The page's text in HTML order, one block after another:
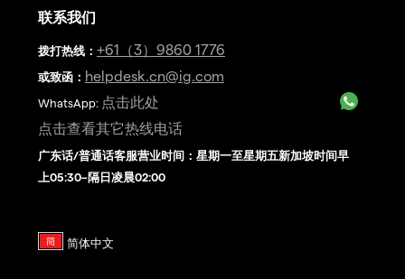
联系我们
拨打热线 ： +61（3）9860 1776
或致函： helpdesk.cn@ig.com
WhatsApp: 点击此处
点击查看其它热线电话
广东话/普通话客服营业时间：星期一至星期五新加坡时间早
上05:30–隔日凌晨02:00